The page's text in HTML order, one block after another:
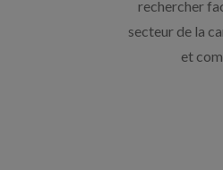
rechercher
secteur de la
et